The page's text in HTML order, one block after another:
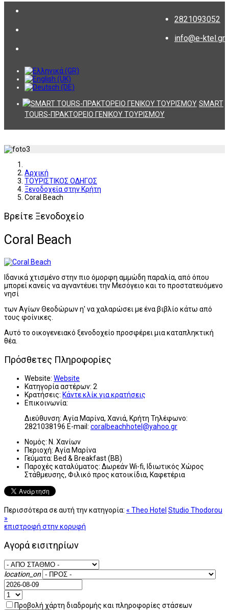
2821093052
info@e-ktel.gr
SMART
TOURS-ΠΡΑΚΤΟΡΕΙΟ ΓΕΝΙΚΟΥ ΤΟΥΡΙΣΜΟΥ
Αρχική
ΤΟΥΡΙΣΤΙΚΟΣ ΟΔΗΓΟΣ
Ξενοδοχεία στην Κρήτη
Coral Beach
Βρείτε Ξενοδοχείο
Coral Beach
Ιδανικά χτισμένο στην πιο όμορφη αμμώδη παραλία, από όπου
μπορεί κανείς να αγναντέυει την Μεσόγειο και το προστατευόμενο
νησί
των Αγίων Θεοδώρων η' να χαλαρώσει με ένα βιβλίο κάτω από
τους φοίνικες.
Αυτό το οικογενειακό ξενοδοχείο προσφέρει μια καταπληκτική
θέα.
Πρόσθετες Πληροφορίες
Website: Website
Κατηγορία αστέρων: 2
Κρατήσεις: Κάντε κλίκ για κρατήσεις
Επικοινωνία:
Διεύθυνση: Αγία Μαρίνα, Χανιά, Κρήτη Τηλέφωνο:
2821038196 E-mail: coralbeachhotel@yahoo.gr
Νομός: Ν. Χανίων
Περιοχή: Αγία Μαρίνα
Γεύματα: Bed & Breakfast (BB)
Παροχές καταλύματος: Δωρεάν Wi-fi, Ιδιωτικός Χώρος
Στάθμευσης, Φιλικό προς κατοικίδια, Καφετέρια
Περισσότερα σε αυτή την κατηγορία: « Theo Hotel Studio Thodorou
»
επιστροφή στην κορυφή
Αγορά εισιτηρίων
location_on
Προβολή χάρτη διαδρομής και πληροφορίες στάσεων